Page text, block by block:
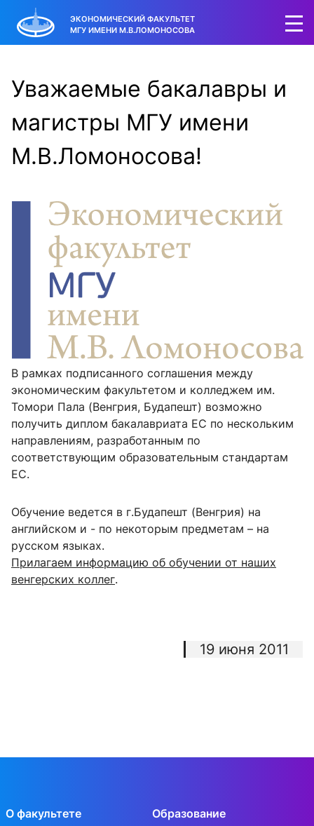
ЭКОНОМИЧЕСКИЙ ФАКУЛЬТЕТ
МГУ ИМЕНИ М.В.ЛОМОНОСОВА
Уважаемые бакалавры и
магистры МГУ имени
М.В.Ломоносова!
В рамках подписанного соглашения между
экономическим факультетом и колледжем им.
Томори Пала (Венгрия, Будапешт) возможно
получить диплом бакалавриата ЕС по нескольким
направлениям, разработанным по
соответствующим образовательным стандартам
ЕС.
Обучение ведется в г.Будапешт (Венгрия) на
английском и - по некоторым предметам – на
русском языках.
Прилагаем информацию об обучении от наших
венгерских коллег.
19 июня 2011
О факультете Образование